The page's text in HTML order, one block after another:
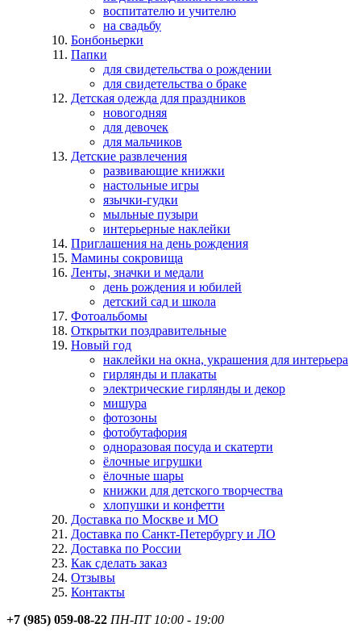
воспитателю и учителю
на свадьбу
Бонбоньерки
Папки
для свидетельства о рождении
для свидетельства о браке
Детская одежда для праздников
новогодняя
для девочек
для мальчиков
Детские развлечения
развивающие книжки
настольные игры
язычки-гудки
мыльные пузыри
интерьерные наклейки
Приглашения на день рождения
Мамины сокровища
Ленты, значки и медали
день рождения и юбилей
детский сад и школа
Фотоальбомы
Открытки поздравительные
Новый год
наклейки на окна, украшения для интерьера
гирлянды и плакаты
электрические гирлянды и декор
мишура
фотозоны
фотобутафория
одноразовая посуда и скатерти
ёлочные игрушки
ёлочные шары
книжки для детского творчества
хлопушки и конфетти
Доставка по Москве и МО
Доставка по Санкт-Петербургу и ЛО
Доставка по России
Как сделать заказ
Отзывы
Контакты
+7 (985) 059-08-22 ПН-ПТ 10:00 - 19:00